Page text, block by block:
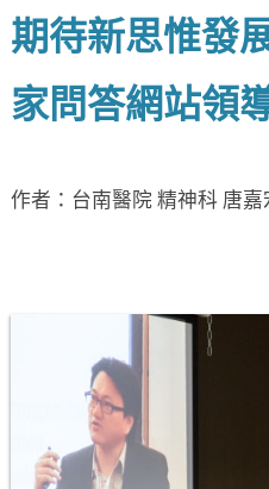
期待新思惟發
家問答網站領
作者：台南醫院 精神科 唐嘉